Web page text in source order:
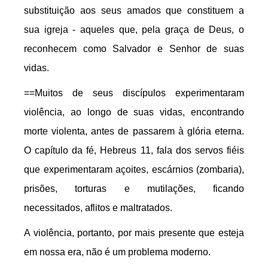
substituição aos seus amados que constituem a
sua igreja - aqueles que, pela graça de Deus, o
reconhecem como Salvador e Senhor de suas
vidas.
==Muitos de seus discípulos experimentaram
violência, ao longo de suas vidas, encontrando
morte violenta, antes de passarem à glória eterna.
O capítulo da fé, Hebreus 11, fala dos servos fiéis
que experimentaram açoites, escárnios (zombaria),
prisões, torturas e mutilações, ficando
necessitados, aflitos e maltratados.
A violência, portanto, por mais presente que esteja
em nossa era, não é um problema moderno.